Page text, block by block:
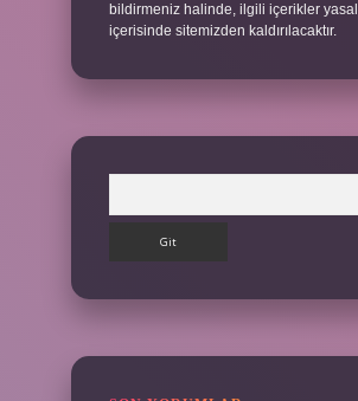
bildirmeniz halinde, ilgili içerikler
içerisinde sitemizden kaldırılacaktır.